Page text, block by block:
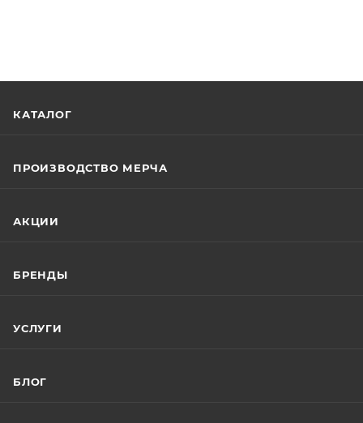
КАТАЛОГ
ПРОИЗВОДСТВО МЕРЧА
АКЦИИ
БРЕНДЫ
УСЛУГИ
БЛОГ